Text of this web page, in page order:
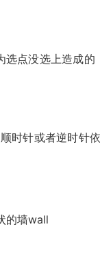
选点没选上造成
针或者逆时针依
的墙wall